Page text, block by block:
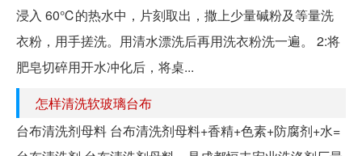
浸入 60℃的热水中，片刻取出，撒上少量碱粉及等量洗
衣粉，用手搓洗。用清水漂洗后再用洗衣粉洗一遍。 2:将
肥皂切碎用开水冲化后，将桌...
怎样清洗软玻璃台布
台布清洗剂母料 台布清洗剂母料+香精+色素+防腐剂+水=